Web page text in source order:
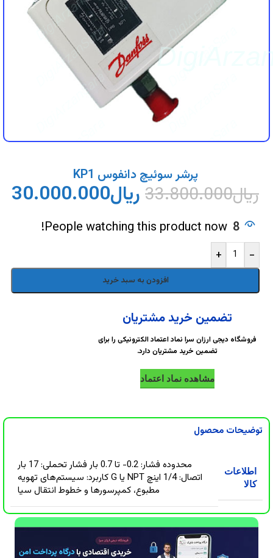
DigiArzanSara
DigiArzanSara
DigiArzanSara
DigiArzanSara
DigiArzanSara
DigiArzanSara
DigiArzanSara
DigiArzanSara
DigiArzanSara
DigiArzanSara
DigiArzanSara
DigiArzanSara
DigiArzanSara
DigiArzanSara
DigiArzanSara
DigiArzanSara
DigiArzanSara
DigiArzanSara
DigiArzanSara
DigiArzanSara
پرشر سوئیچ دانفوس KP1
ریال33.800.000 ریال30.000.000
8
People watching this product now!
-
+
افزودن به سبد خرید
تضمین خرید مشتریان
فروشگاه دیجی ارزان سرا نماد اعتماد الکترونیکی را برای
تضمین خرید مشتریان دارد.
مشاهده نماد اعتماد
توضیحات محصول
اطلاعات
کالا
محدوده فشار: 0.2- تا 0.7 بار فشار تحملی: 17 بار
اتصال: 1/4 اینچ NPT یا G کاربرد: سیستم‌های تهویه
مطبوع، کمپرسورها و خطوط انتقال سیا